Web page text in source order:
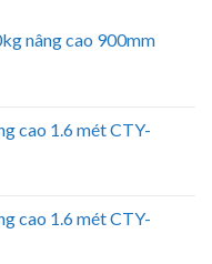
nâng cao 900mm
cao 1.6 mét CTY-
cao 1.6 mét CTY-